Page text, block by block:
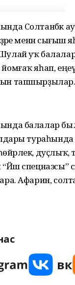
Солтанбәк
менән
уҡ балалар
яһап,
тапшырҙылар.
балалар
Афарин,